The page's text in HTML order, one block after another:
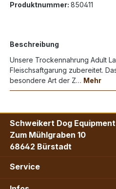
Produktnummer: 850411
Beschreibung
Unsere Trockennahrung Adult
Fleischsaftgarung zubereitet.
besondere Art der Z… Mehr
Schweikert Dog Equipment
Zum Mühlgraben 10
68642 Bürstadt
Service